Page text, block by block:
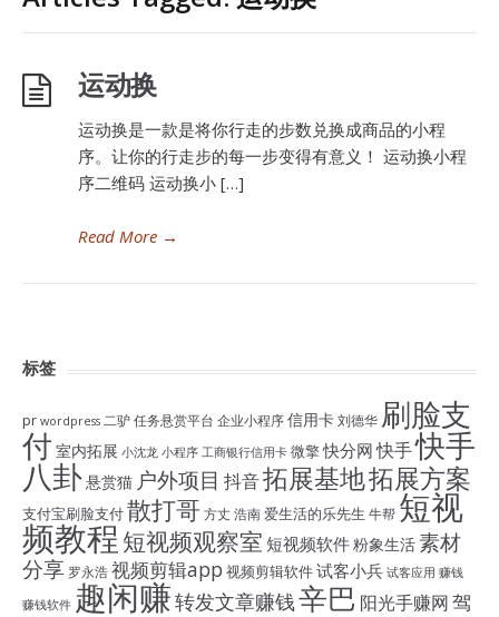
运动换
运动换是一款是将你行走的步数兑换成商品的小程
序。让你的行走步的每一步变得有意义！ 运动换小程
序二维码 运动换小 […]
Read More →
标签
pr wordpress 二驴任务悬赏平台 企业小程序信用卡刘德华 刷脸支
付 室内拓展 小沈龙 小程序 工商银行信用卡 微擎快分网 快手快手
八卦悬赏猫 户外项目 抖音拓展基地拓展方案
支付宝刷脸支付散打哥 方丈 浩南爱生活的乐先生 牛帮 短视
频教程 短视频观察室 短视频软件粉象生活素材
分享 罗永浩视频剪辑app 视频剪辑软件试客小兵 试客应用 赚钱
赚钱软件 趣闲赚转发文章赚钱辛巴 阳光手赚网驾